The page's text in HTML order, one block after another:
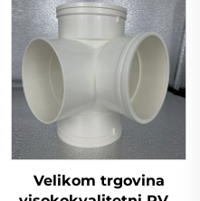
Velikom trgovina